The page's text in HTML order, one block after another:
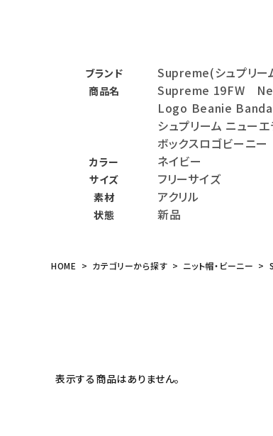
パンツ・ショーツブランド Supreme(シュプリー
商品名
Supreme 19FW
Logo Beanie
シュプリーム ニュー
ボックスロゴビーニー
カラー ネイビー
サイズ フリーサイズ
素材 アクリル
状態 新品
HOME カテゴリーから探す ニット帽・ビーニー
表示する商品はありません。